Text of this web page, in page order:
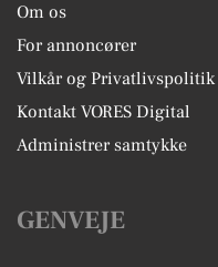
Om os
For annoncører
Vilkår og Privatlivspolitik
Kontakt VORES Digital
Administrer samtykke
GENVEJE